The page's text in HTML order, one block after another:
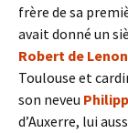
frère de sa
avait donné un
Robert de
Toulouse et
son neveu
d’Auxerre, lui